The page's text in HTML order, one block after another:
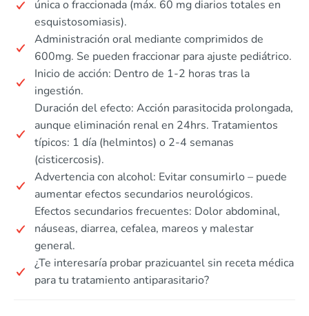
única o fraccionada (máx. 60 mg diarios totales en
esquistosomiasis).
Administración oral mediante comprimidos de
600mg. Se pueden fraccionar para ajuste pediátrico.
Inicio de acción: Dentro de 1-2 horas tras la
ingestión.
Duración del efecto: Acción parasitocida prolongada,
aunque eliminación renal en 24hrs. Tratamientos
típicos: 1 día (helmintos) o 2-4 semanas
(cisticercosis).
Advertencia con alcohol: Evitar consumirlo – puede
aumentar efectos secundarios neurológicos.
Efectos secundarios frecuentes: Dolor abdominal,
náuseas, diarrea, cefalea, mareos y malestar
general.
¿Te interesaría probar prazicuantel sin receta médica
para tu tratamiento antiparasitario?